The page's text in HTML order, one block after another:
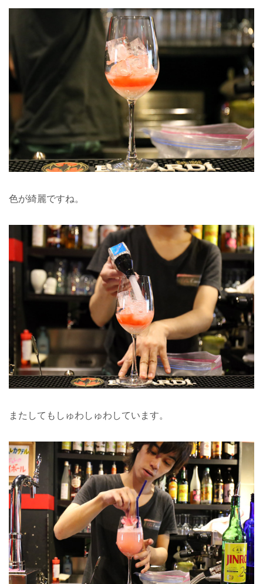
色が綺麗ですね。
またしてもしゅわしゅわしています。